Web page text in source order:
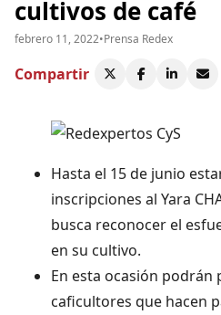
cultivos de café
febrero 11, 2022•Prensa Redex
Compartir
Hasta el 15 de junio
inscripciones al Yara
busca reconocer el
en su cultivo.
En esta ocasión podrán
caficultores que hacen